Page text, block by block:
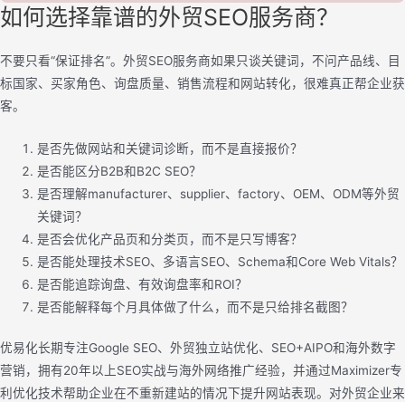
如何选择靠谱的外贸SEO服务商？
不要只看“保证排名”。外贸SEO服务商如果只谈关键词，不问产品线、目
标国家、买家角色、询盘质量、销售流程和网站转化，很难真正帮企业获
客。
是否先做网站和关键词诊断，而不是直接报价？
是否能区分B2B和B2C SEO？
是否理解manufacturer、supplier、factory、OEM、ODM等外贸
关键词？
是否会优化产品页和分类页，而不是只写博客？
是否能处理技术SEO、多语言SEO、Schema和Core Web Vitals？
是否能追踪询盘、有效询盘率和ROI？
是否能解释每个月具体做了什么，而不是只给排名截图？
优易化长期专注Google SEO、外贸独立站优化、SEO+AIPO和海外数字
营销，拥有20年以上SEO实战与海外网络推广经验，并通过Maximizer专
利优化技术帮助企业在不重新建站的情况下提升网站表现。对外贸企业来